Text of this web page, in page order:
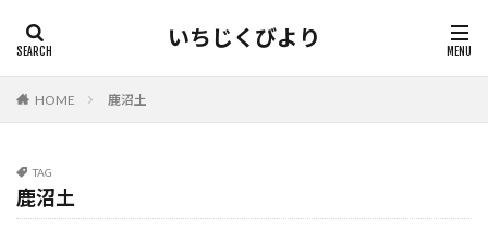
いちじくびより
HOME 鹿沼土
TAG
鹿沼土